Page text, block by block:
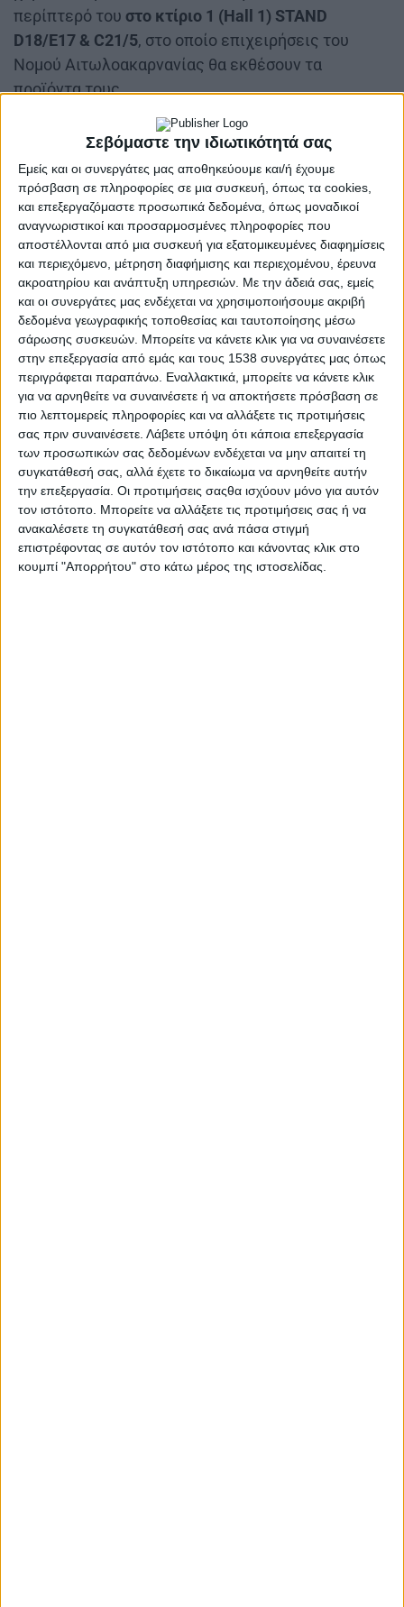
Σεβόμαστε την ιδιωτικότητά σας
Εμείς και οι συνεργάτες μας αποθηκεύουμε και/ή έχουμε
πρόσβαση σε πληροφορίες σε μια συσκευή, όπως τα cookies,
και επεξεργαζόμαστε προσωπικά δεδομένα, όπως μοναδικοί
αναγνωριστικοί και προσαρμοσμένες πληροφορίες που
αποστέλλονται από μια συσκευή για εξατομικευμένες διαφημίσεις
και περιεχόμενο, μέτρηση διαφήμισης και περιεχομένου, έρευνα
ακροατηρίου και ανάπτυξη υπηρεσιών. Με την άδειά σας, εμείς
και οι συνεργάτες μας ενδέχεται να χρησιμοποιήσουμε ακριβή
δεδομένα γεωγραφικής τοποθεσίας και ταυτοποίησης μέσω
σάρωσης συσκευών. Μπορείτε να κάνετε κλικ για να συναινέσετε
στην επεξεργασία από εμάς και τους 1538 συνεργάτες μας όπως
περιγράφεται παραπάνω. Εναλλακτικά, μπορείτε να κάνετε κλικ
για να αρνηθείτε να συναινέσετε ή να αποκτήσετε πρόσβαση σε
πιο λεπτομερείς πληροφορίες και να αλλάξετε τις προτιμήσεις
σας πριν συναινέσετε. Λάβετε υπόψη ότι κάποια επεξεργασία
των προσωπικών σας δεδομένων ενδέχεται να μην απαιτεί τη
συγκατάθεσή σας, αλλά έχετε το δικαίωμα να αρνηθείτε αυτήν
την επεξεργασία. Οι προτιμήσεις σαςθα ισχύουν μόνο για αυτόν
τον ιστότοπο. Μπορείτε να αλλάξετε τις προτιμήσεις σας ή να
ανακαλέσετε τη συγκατάθεσή σας ανά πάσα στιγμή
επιστρέφοντας σε αυτόν τον ιστότοπο και κάνοντας κλικ στο
κουμπί "Απορρήτου" στο κάτω μέρος της ιστοσελίδας.
περίπτερό του στο κτίριο 1 (Hall 1) STAND
D18/E17 & C21/5, στο οποίο επιχειρήσεις του
Νομού Αιτωλοακαρνανίας θα εκθέσουν τα
προϊόντα τους.
Συγκεκριμένα θα συμμετάσχουν οι εξής
επιχειρήσεις:
ΑΦΟΙ ΣΤΕΦΟΥ & ΣΙΑ ΕΕ
ΠΑΣΤΕΛΑΚΙ ΑΓΡΙΝΙΟΥ
Οργάνωση παραγωγών του Αγροτικού
Συνεταιρισμού Αρχαία Ωλένεια Αιτ/νιας
ΤΟ ΛΟΥΚΟΥΜΑΚΙ – ΝΤΑΒΕΛΗ ΙΩΑΝΝΑ
ETOLEA – ΚΟΥΒΕΛΗ ΑΡΕΤΗ
ΚΟΥΤΕΡΗΣ Β. ΠΕΤΡΟΣ
ΑΓΡΟΤΙΚΟΣ ΣΥΝΕΤΑΙΡΙΣΜΟΣ
ΕΛΑΙΟΠΑΡΑΓΩΓΩΝ ΑΙΤΩΛΟΑΚΑΡΝΑΝΑΙΣ –
ΑΙΤΟΛΙΑ OLIVES. Α.Σ.Ε. ΑΙΤ/ΝΙΑΣ – AITOLIA
OLIVES
ΤΑΥΡΟΣ ΙΚΕ